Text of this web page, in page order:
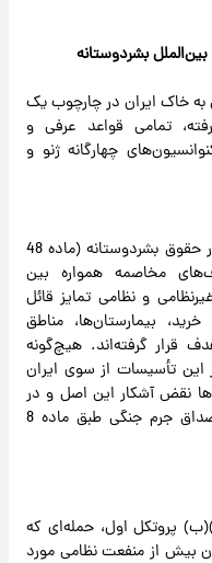
بشردوستانه
به خاک ایران در چارچوب یک
تمامی قواعد عرفی و
چهارگانه ژنو و
اصل تفکیک به‌عنوان قاعده‌ای بنیادین در حقوق بشردوستانه (ماده 48
مخاصمه همواره بین
و نظامی تمایز قائل
بیمارستان‌ها، مناطق
قرار گرفته‌اند. هیچ‌گونه
این تأسیسات از سوی ایران
نقض آشکار این اصل و در
صورت وجود سوءنیت (mens rea)، مصداق جرم جنگی طبق ماده 8
بر اساس ماده 51 (5)(ب) و ماده 57 (2)(ب) پروتکل اول، حمله‌ای که
بیش از منفعت نظامی مورد